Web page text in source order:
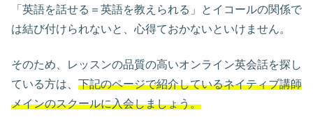
「英語を話せる＝英語を教えられる」とイコールの関係で
は結び付けられないと、心得ておかないといけません。
そのため、レッスンの品質の高いオンライン英会話を探し
ている方は、 下記のページで紹介しているネイティブ講師
メインのスクールに入会しましょう。